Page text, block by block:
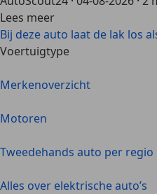
Lees meer
Bij deze auto laat de lak los
Voertuigtype
Merkenoverzicht
Motoren
Tweedehands auto per regio
Alles over elektrische auto’s